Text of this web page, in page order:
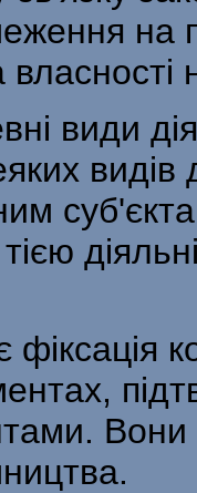
на
види
видів